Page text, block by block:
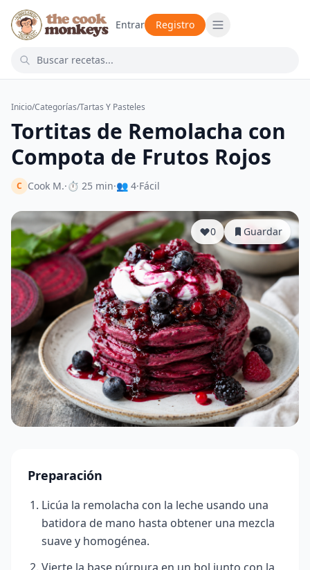
Entrar Registro
Inicio/Categorías/Tartas Y Pasteles
Tortitas de Remolacha con
Compota de Frutos Rojos
C Cook M.·⏱ 25 min·👥 4·Fácil
0 Guardar
Preparación
Licúa la remolacha con la leche usando una
batidora de mano hasta obtener una mezcla
suave y homogénea.